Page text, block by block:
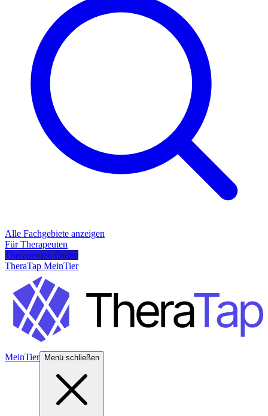
Alle Fachgebiete anzeigen
Für Therapeuten
Therapeuten finden
TheraTap MeinTier
MeinTier Menü schließen